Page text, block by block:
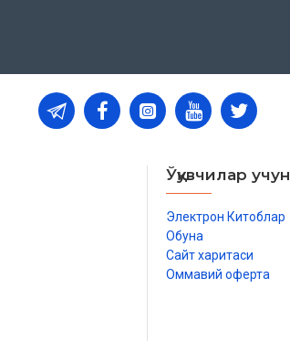
Ўқувчилар учун
Электрон Китоблар
Обуна
Сайт харитаси
Оммавий оферта